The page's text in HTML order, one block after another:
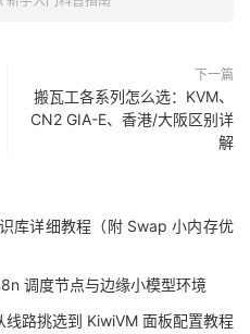
下一篇
搬瓦工各系列怎么选：KVM、
CN2 GIA-E、香港/大阪区别详
解
库详细教程（附 Swap 小内存优
调度节点与边缘小模型环境
路挑选到 KiwiVM 面板配置教程